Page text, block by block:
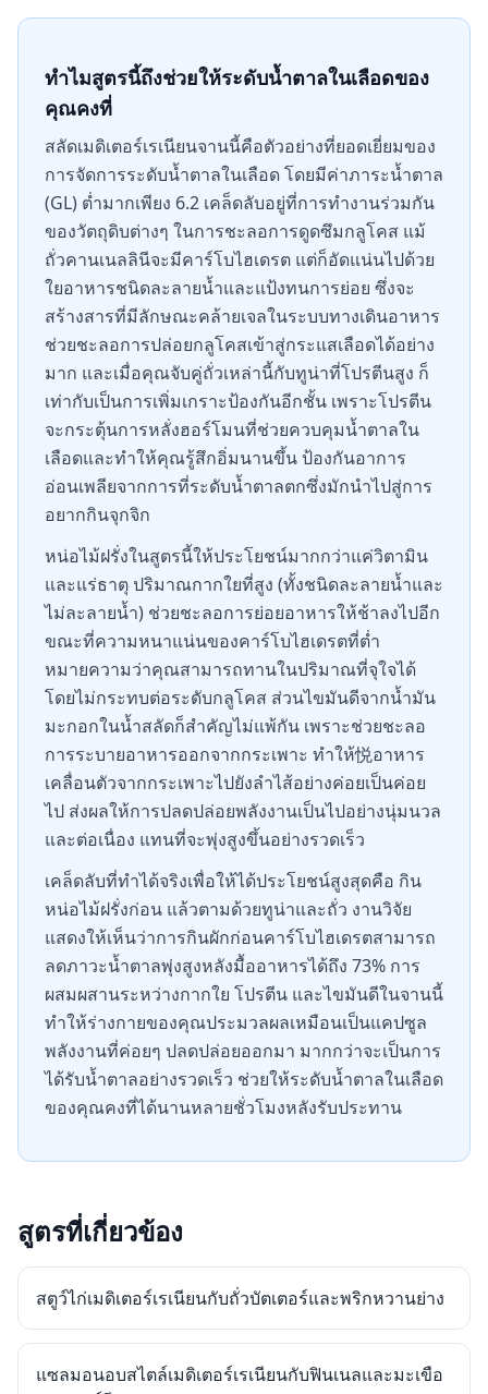
ทำไมสูตรนี้ถึงช่วยให้ระดับน้ำตาลในเลือดของ
คุณคงที่
สลัดเมดิเตอร์เรเนียนจานนี้คือตัวอย่างที่ยอดเยี่ยมของ
การจัดการระดับน้ำตาลในเลือด โดยมีค่าภาระน้ำตาล
(GL) ต่ำมากเพียง 6.2 เคล็ดลับอยู่ที่การทำงานร่วมกัน
ของวัตถุดิบต่างๆ ในการชะลอการดูดซึมกลูโคส แม้
ถั่วคานเนลลินีจะมีคาร์โบไฮเดรต แต่ก็อัดแน่นไปด้วย
ใยอาหารชนิดละลายน้ำและแป้งทนการย่อย ซึ่งจะ
สร้างสารที่มีลักษณะคล้ายเจลในระบบทางเดินอาหาร
ช่วยชะลอการปล่อยกลูโคสเข้าสู่กระแสเลือดได้อย่าง
มาก และเมื่อคุณจับคู่ถั่วเหล่านี้กับทูน่าที่โปรตีนสูง ก็
เท่ากับเป็นการเพิ่มเกราะป้องกันอีกชั้น เพราะโปรตีน
จะกระตุ้นการหลั่งฮอร์โมนที่ช่วยควบคุมน้ำตาลใน
เลือดและทำให้คุณรู้สึกอิ่มนานขึ้น ป้องกันอาการ
อ่อนเพลียจากการที่ระดับน้ำตาลตกซึ่งมักนำไปสู่การ
อยากกินจุกจิก
หน่อไม้ฝรั่งในสูตรนี้ให้ประโยชน์มากกว่าแค่วิตามิน
และแร่ธาตุ ปริมาณกากใยที่สูง (ทั้งชนิดละลายน้ำและ
ไม่ละลายน้ำ) ช่วยชะลอการย่อยอาหารให้ช้าลงไปอีก
ขณะที่ความหนาแน่นของคาร์โบไฮเดรตที่ต่ำ
หมายความว่าคุณสามารถทานในปริมาณที่จุใจได้
โดยไม่กระทบต่อระดับกลูโคส ส่วนไขมันดีจากน้ำมัน
มะกอกในน้ำสลัดก็สำคัญไม่แพ้กัน เพราะช่วยชะลอ
การระบายอาหารออกจากกระเพาะ ทำให้悦อาหาร
เคลื่อนตัวจากกระเพาะไปยังลำไส้อย่างค่อยเป็นค่อย
ไป ส่งผลให้การปลดปล่อยพลังงานเป็นไปอย่างนุ่มนวล
และต่อเนื่อง แทนที่จะพุ่งสูงขึ้นอย่างรวดเร็ว
เคล็ดลับที่ทำได้จริงเพื่อให้ได้ประโยชน์สูงสุดคือ กิน
หน่อไม้ฝรั่งก่อน แล้วตามด้วยทูน่าและถั่ว งานวิจัย
แสดงให้เห็นว่าการกินผักก่อนคาร์โบไฮเดรตสามารถ
ลดภาวะน้ำตาลพุ่งสูงหลังมื้ออาหารได้ถึง 73% การ
ผสมผสานระหว่างกากใย โปรตีน และไขมันดีในจานนี้
ทำให้ร่างกายของคุณประมวลผลเหมือนเป็นแคปซูล
พลังงานที่ค่อยๆ ปลดปล่อยออกมา มากกว่าจะเป็นการ
ได้รับน้ำตาลอย่างรวดเร็ว ช่วยให้ระดับน้ำตาลในเลือด
ของคุณคงที่ได้นานหลายชั่วโมงหลังรับประทาน
สูตรที่เกี่ยวข้อง
สตูว์ไก่เมดิเตอร์เรเนียนกับถั่วบัตเตอร์และพริกหวานย่าง
แซลมอนอบสไตล์เมดิเตอร์เรเนียนกับฟินเนลและมะเขือ